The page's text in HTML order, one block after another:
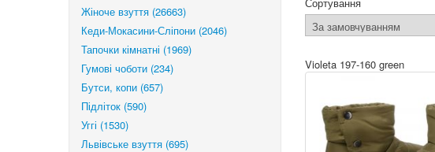
Жіноче взуття (26663)
Кеди-Мокасини-Сліпони (2046)
Тапочки кімнатні (1969)
Гумові чоботи (234)
Бутси, копи (657)
Підліток (590)
Уггі (1530)
Львівське взуття (695)
Violeta 197-160 green